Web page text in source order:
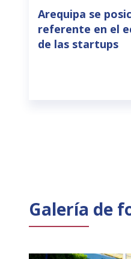
Arequipa se
referente en el
de las startups
Galería de